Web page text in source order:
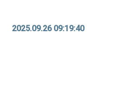
2025.09.26 09:19:40